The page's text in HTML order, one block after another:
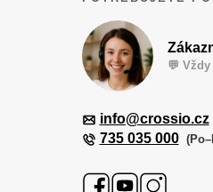
Zpracování osobních údajů
Cookies a podmínky 💬
info@crossio.cz
735 035 000